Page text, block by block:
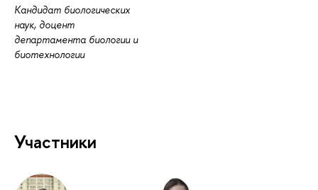
Кандидат биологических
наук, доцент
департамента биологии и
биотехнологии
Участники